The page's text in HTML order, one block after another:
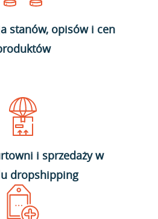
stanów, opisów i cen
i sprzedaży w
dropshipping